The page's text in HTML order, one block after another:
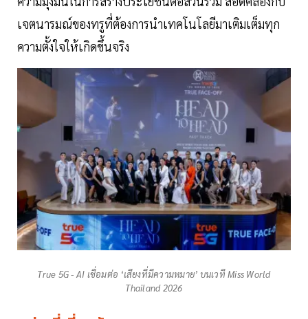
เจตนารมณ์ของทรูที่ต้องการนำเทคโนโลยีมาเติมเต็มทุก
ความตั้งใจให้เกิดขึ้นจริง
True 5G - AI เชื่อมต่อ ‘เสียงที่มีความหมาย’ บนเวที Miss World
Thailand 2026